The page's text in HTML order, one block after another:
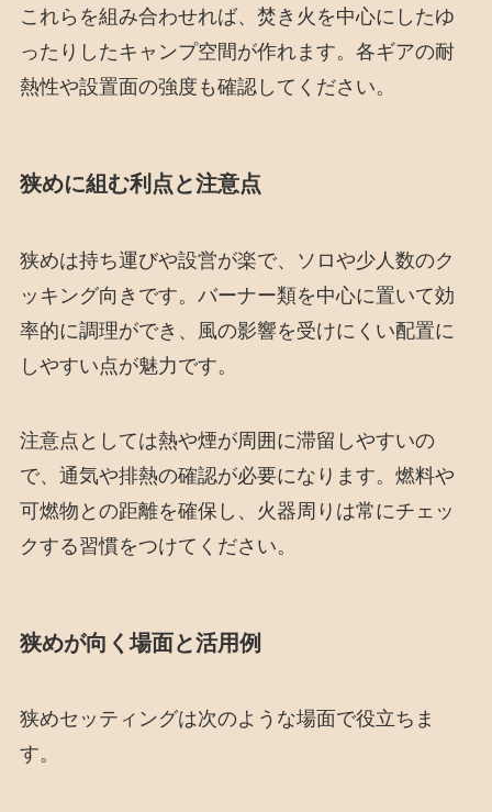
これらを組み合わせれば、焚き火を中心にしたゆ
ったりしたキャンプ空間が作れます。各ギアの耐
熱性や設置面の強度も確認してください。
狭めに組む利点と注意点
狭めは持ち運びや設営が楽で、ソロや少人数のク
ッキング向きです。バーナー類を中心に置いて効
率的に調理ができ、風の影響を受けにくい配置に
しやすい点が魅力です。
注意点としては熱や煙が周囲に滞留しやすいの
で、通気や排熱の確認が必要になります。燃料や
可燃物との距離を確保し、火器周りは常にチェッ
クする習慣をつけてください。
狭めが向く場面と活用例
狭めセッティングは次のような場面で役立ちま
す。